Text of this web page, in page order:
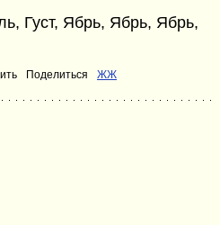
Густ, Ябрь, Ябрь, Ябрь,
Поделиться ЖЖ